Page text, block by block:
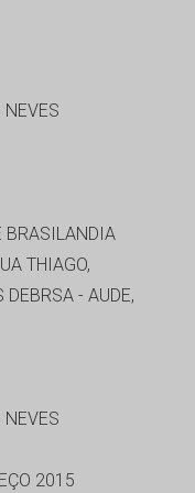
NEVES
BRASILANDIA
THIAGO,
- AUDE,
NEVES
2015